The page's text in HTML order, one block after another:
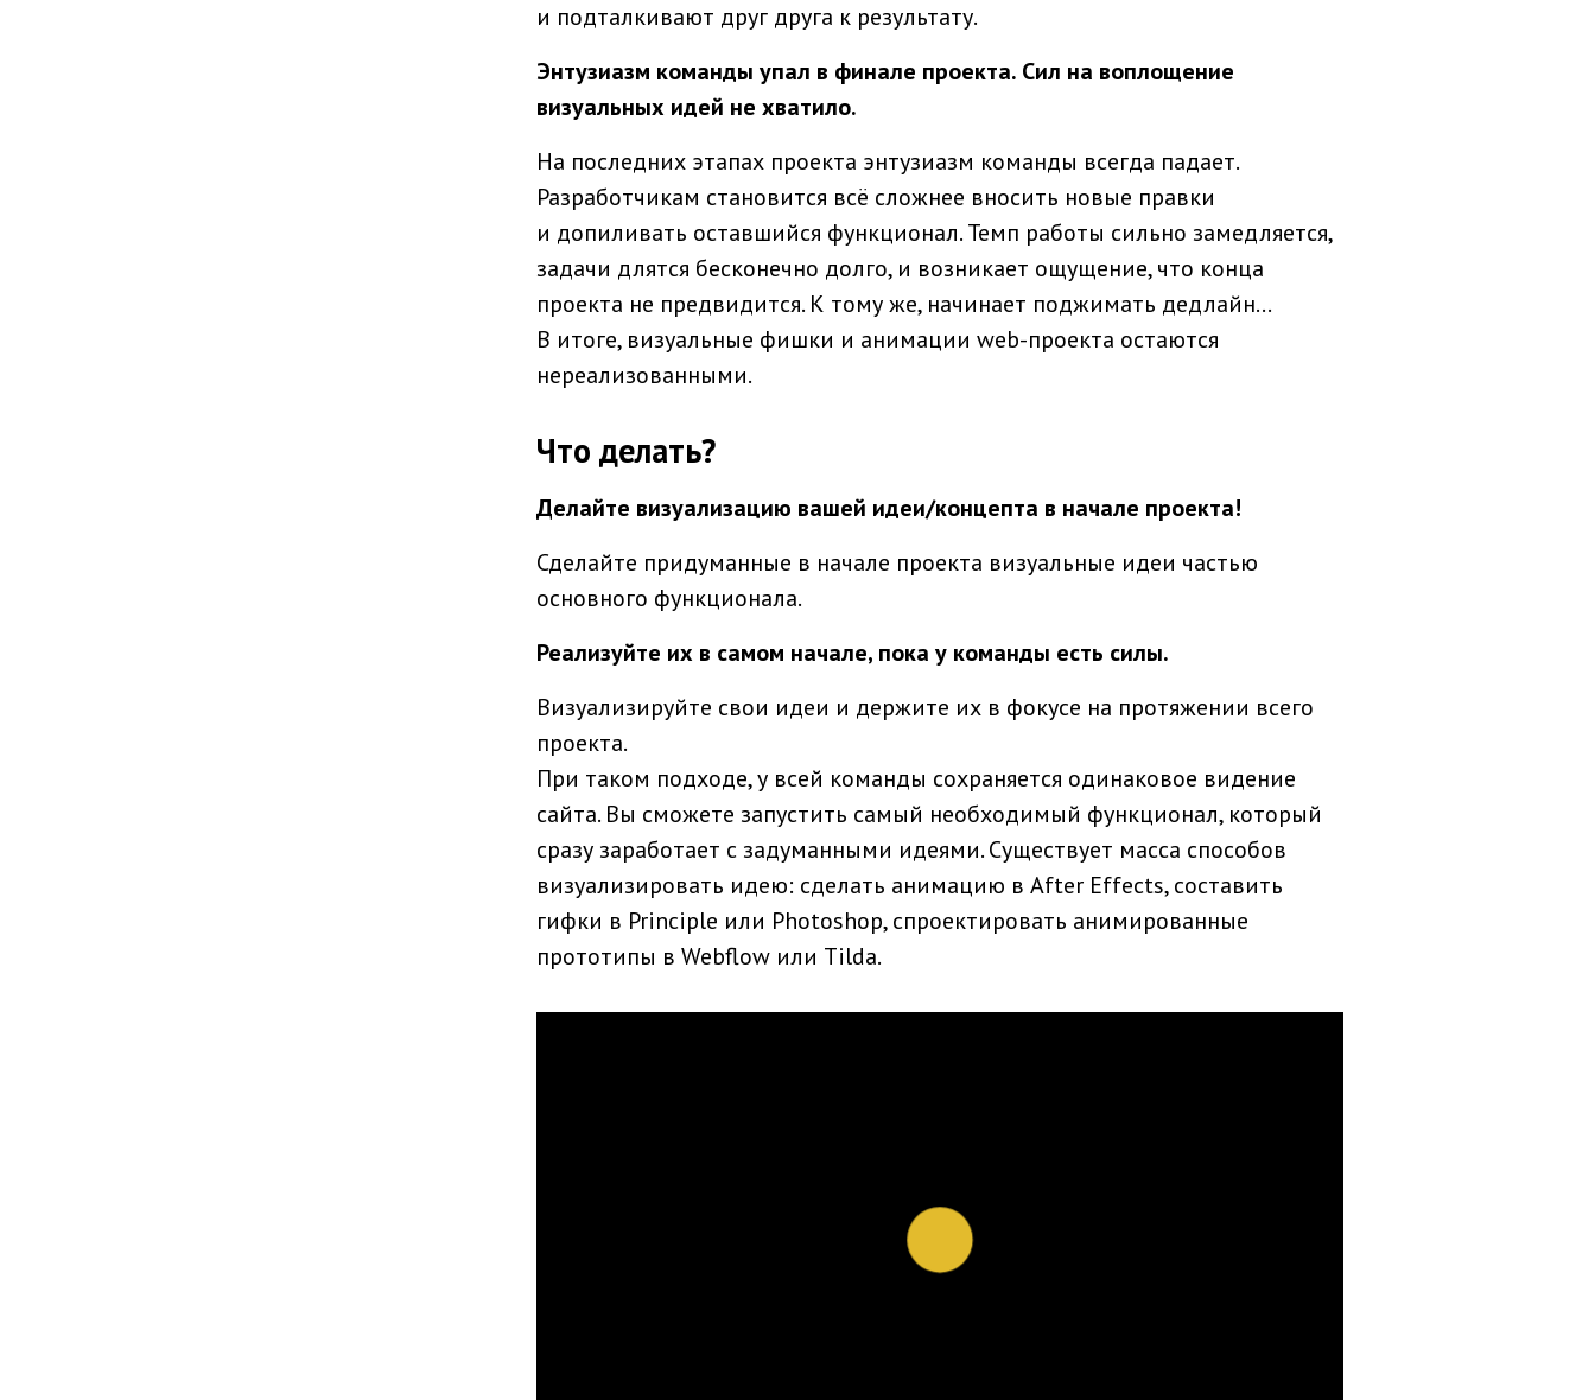
и подталкивают друг друга к результату.
Энтузиазм команды упал в финале проекта. Сил на воплощение
визуальных идей не хватило.
На последних этапах проекта энтузиазм команды всегда падает.
Разработчикам становится всё сложнее вносить новые правки
и допиливать оставшийся функционал. Темп работы сильно замедляется,
задачи длятся бесконечно долго, и возникает ощущение, что конца
проекта не предвидится. К тому же, начинает поджимать дедлайн...
В итоге, визуальные фишки и анимации web-проекта остаются
нереализованными.
Что делать?
Делайте визуализацию вашей идеи/концепта в начале проекта!
Сделайте придуманные в начале проекта визуальные идеи частью
основного функционала.
Реализуйте их в самом начале, пока у команды есть силы.
Визуализируйте свои идеи и держите их в фокусе на протяжении всего
проекта.
При таком подходе, у всей команды сохраняется одинаковое видение
сайта. Вы сможете запустить самый необходимый функционал, который
сразу заработает с задуманными идеями. Существует масса способов
визуализировать идею: сделать анимацию в After Effects, составить
гифки в Principle или Photoshop, спроектировать анимированные
прототипы в Webflow или Tilda.